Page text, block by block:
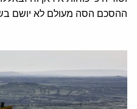
ההסכם הסה מעולם לא יושם